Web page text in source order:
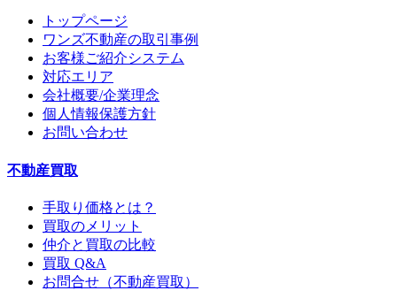
トップページ
ワンズ不動産の取引事例
お客様ご紹介システム
対応エリア
会社概要/企業理念
個人情報保護方針
お問い合わせ
不動産買取
手取り価格とは？
買取のメリット
仲介と買取の比較
買取 Q&A
お問合せ（不動産買取）